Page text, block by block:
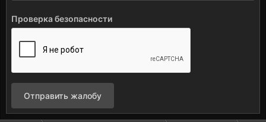
Проверка безопасности
Отправить жалобу